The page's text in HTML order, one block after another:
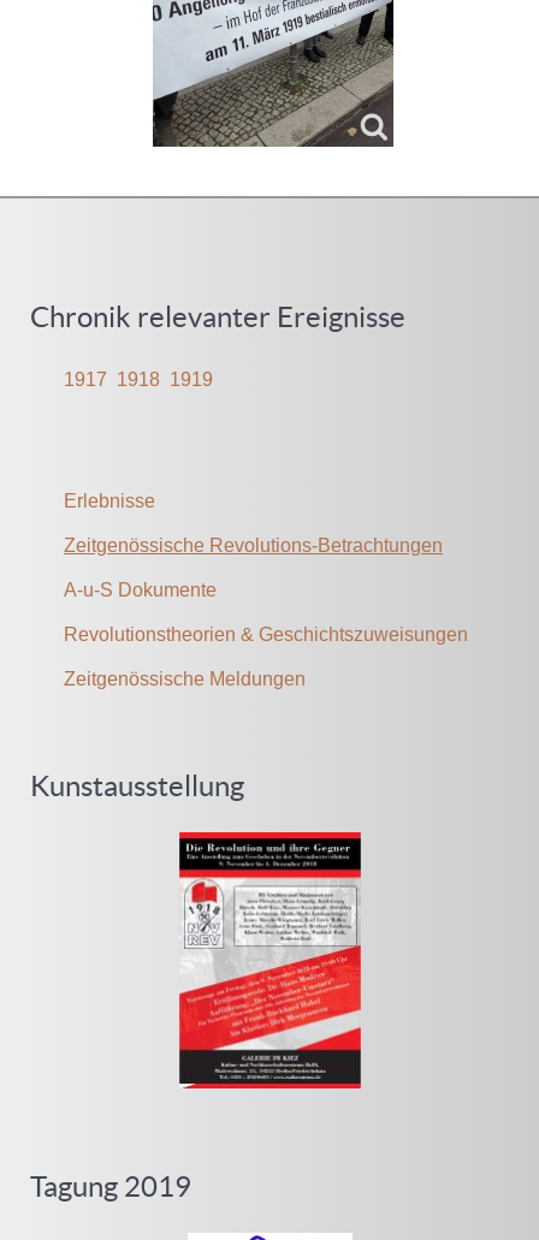
Chronik relevanter Ereignisse
1917 1918 1919
Erlebnisse
Zeitgenössische Revolutions-Betrachtungen
A-u-S Dokumente
Revolutionstheorien & Geschichtszuweisungen
Zeitgenössische Meldungen
Kunstausstellung
Tagung 2019